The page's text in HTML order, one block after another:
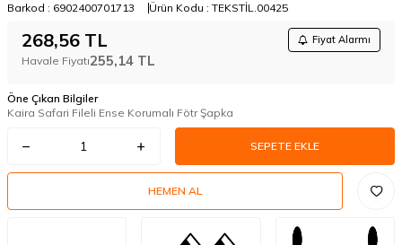
Barkod : 6902400701713 Ürün Kodu : TEKSTİL.00425
268,56 TL Fiyat Alarmı
Havale Fiyatı255,14 TL
Öne Çıkan Bilgiler
Kaira Safari Fileli Ense Korumalı Fötr Şapka
SEPETE EKLE
HEMEN AL